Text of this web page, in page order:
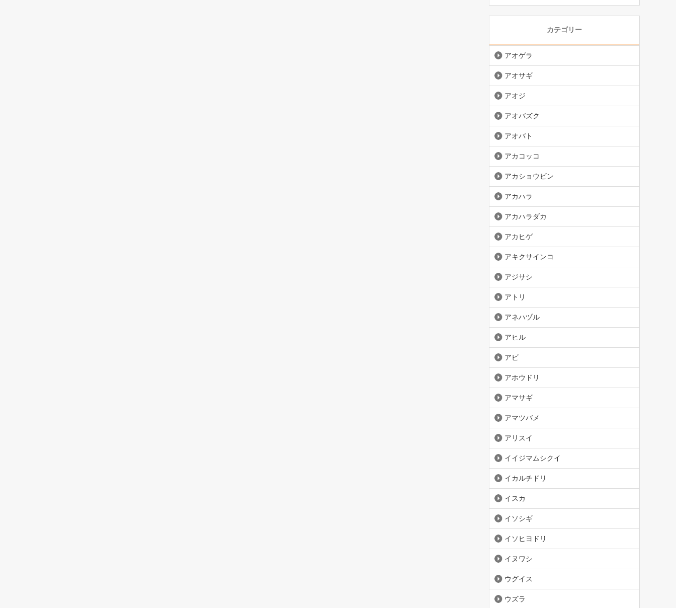
カテゴリー
アオゲラ
アオサギ
アオジ
アオバズク
アオバト
アカコッコ
アカショウビン
アカハラ
アカハラダカ
アカヒゲ
アキクサインコ
アジサシ
アトリ
アネハヅル
アヒル
アビ
アホウドリ
アマサギ
アマツバメ
アリスイ
イイジマムシクイ
イカルチドリ
イスカ
イソシギ
イソヒヨドリ
イヌワシ
ウグイス
ウズラ